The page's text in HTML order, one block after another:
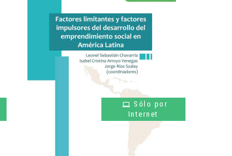
Sólo por
Internet